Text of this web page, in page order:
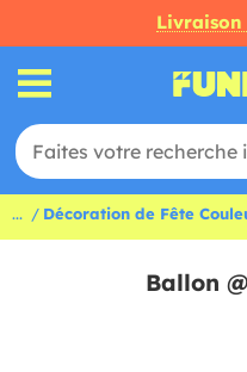
Livraison
... Décoration de Fête
Ballon